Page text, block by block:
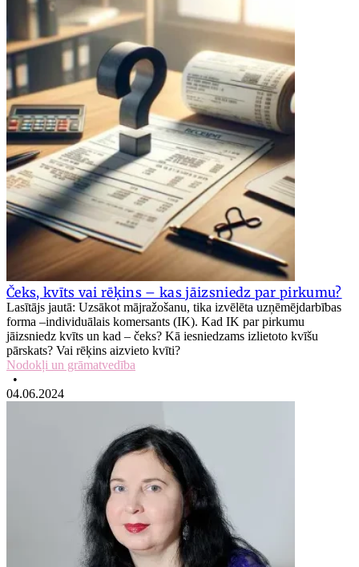
Čeks, kvīts vai rēķins – kas jāizsniedz par pirkumu?
Lasītājs jautā: Uzsākot mājražošanu, tika izvēlēta uzņēmējdarbības
forma –individuālais komersants (IK). Kad IK par pirkumu
jāizsniedz kvīts un kad – čeks? Kā iesniedzams izlietoto kvīšu
pārskats? Vai rēķins aizvieto kvīti?
Nodokļi un grāmatvedība
•
04.06.2024